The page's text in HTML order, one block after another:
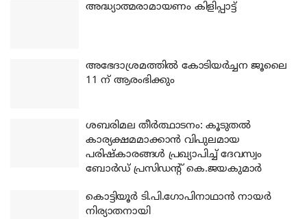
അദ്ധ്യാത്മരാമായണം കിളിപ്പാട്ട്
അഭേദാശ്രമത്തില്‍ കോടിയര്‍ച്ചന ജൂലൈ
11 ന് ആരംഭിക്കും
ശബരിമല തീര്‍ത്ഥാടനം: കൂടുതല്‍
കാര്യക്ഷമമാക്കാന്‍ വിപുലമായ
പരിഷ്‌കാരങ്ങള്‍ പ്രഖ്യാപിച്ച് ദേവസ്വം
ബോര്‍ഡ് പ്രസിഡന്റ് കെ.ജയകുമാര്‍
കൊട്ടിയൂര്‍ ടി.പി.ഗോപിനാഥാന്‍ നായര്‍
നിര്യാതനായി